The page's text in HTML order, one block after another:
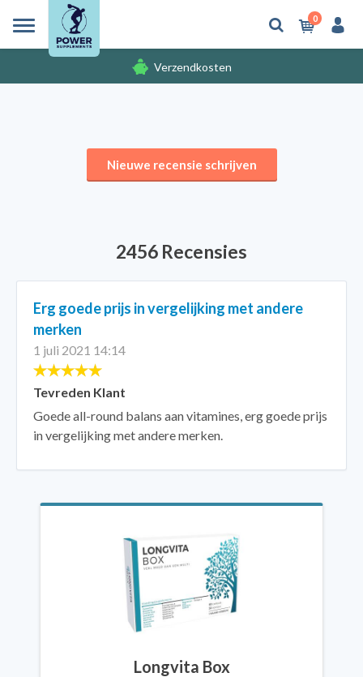
0
Verzendkosten
Nieuwe recensie schrijven
2456 Recensies
Erg goede prijs in vergelijking met andere
merken
1 juli 2021 14:14
Tevreden Klant
Goede all-round balans aan vitamines, erg goede prijs
in vergelijking met andere merken.
Longvita Box